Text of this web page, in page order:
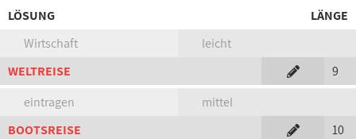
LÖSUNG
LÄNGE
Wirtschaft
leicht
WELTREISE
9
eintragen
mittel
BOOTSREISE
10